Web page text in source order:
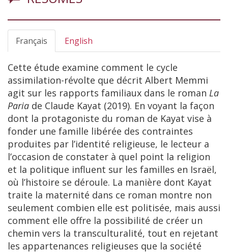
Français English
Cette étude examine comment le cycle
assimilation-révolte que décrit Albert Memmi
agit sur les rapports familiaux dans le roman La
Paria de Claude Kayat (2019). En voyant la façon
dont la protagoniste du roman de Kayat vise à
fonder une famille libérée des contraintes
produites par l’identité religieuse, le lecteur a
l’occasion de constater à quel point la religion
et la politique influent sur les familles en Israël,
où l’histoire se déroule. La manière dont Kayat
traite la maternité dans ce roman montre non
seulement combien elle est politisée, mais aussi
comment elle offre la possibilité de créer un
chemin vers la transculturalité, tout en rejetant
les appartenances religieuses que la société